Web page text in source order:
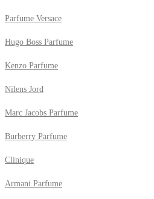
Parfume Versace
Hugo Boss Parfume
Kenzo Parfume
Nilens Jord
Marc Jacobs Parfume
Burberry Parfume
Clinique
Armani Parfume